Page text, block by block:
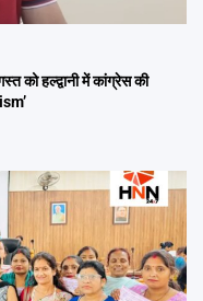
हल्द्वानी में कांग्रेस की